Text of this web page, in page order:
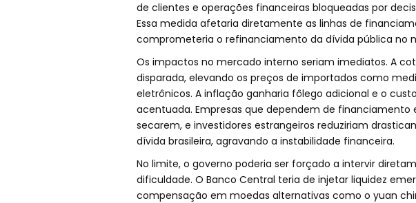
de clientes e operações financeiras bloqueadas por
Essa medida afetaria diretamente as linhas de
comprometeria o refinanciamento da dívida pública no
Os impactos no mercado interno seriam imediatos. A
disparada, elevando os preços de importados como
eletrônicos. A inflação ganharia fôlego adicional e o
acentuada. Empresas que dependem de financiamento
secarem, e investidores estrangeiros reduziriam
dívida brasileira, agravando a instabilidade financeira.
No limite, o governo poderia ser forçado a intervir
dificuldade. O Banco Central teria de injetar liquidez
compensação em moedas alternativas como o yuan